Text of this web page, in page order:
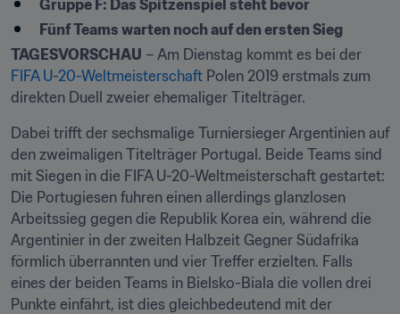
Gruppe F: Das Spitzenspiel steht bevor
Fünf Teams warten noch auf den ersten Sieg
TAGESVORSCHAU
FIFA U-20-Weltmeisterschaft Polen 2019 erstmals zum
direkten Duell zweier ehemaliger Titelträger.
Dabei trifft der sechsmalige Turniersieger Argentinien auf
den zweimaligen Titelträger Portugal. Beide Teams sind
mit Siegen in die FIFA U-20-Weltmeisterschaft gestartet:
Die Portugiesen fuhren einen allerdings glanzlosen
Arbeitssieg gegen die Republik Korea ein, während die
Argentinier in der zweiten Halbzeit Gegner Südafrika
förmlich überrannten und vier Treffer erzielten. Falls
eines der beiden Teams in Bielsko-Biala die vollen drei
Punkte einfährt, ist dies gleichbedeutend mit der